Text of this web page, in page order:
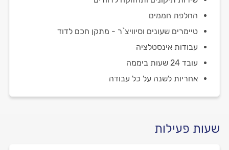
החלפת חממים
טיימרים שעונים וסיוויצ`ר - מתקן חכם לדוד
עבודות אינסטלציה
עובד 24 שעות ביממה
אחריות לשנה על כל עבודה
שעות פעילות